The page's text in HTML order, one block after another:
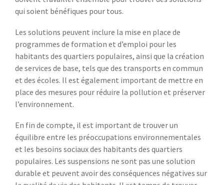
qui soient bénéfiques pour tous.
Les solutions peuvent inclure la mise en place de
programmes de formation et d’emploi pour les
habitants des quartiers populaires, ainsi que la création
de services de base, tels que des transports en commun
et des écoles. Il est également important de mettre en
place des mesures pour réduire la pollution et préserver
l’environnement.
En fin de compte, il est important de trouver un
équilibre entre les préoccupations environnementales
et les besoins sociaux des habitants des quartiers
populaires. Les suspensions ne sont pas une solution
durable et peuvent avoir des conséquences négatives sur